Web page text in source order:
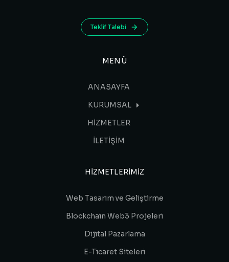
Teklif Talebi
MENÜ
ANASAYFA
KURUMSAL
HİZMETLER
İLETİŞİM
HIZMETLERIMIZ
Web Tasarım ve Geliştirme
Blockchain Web3 Projeleri
Dijital Pazarlama
E-Ticaret Siteleri